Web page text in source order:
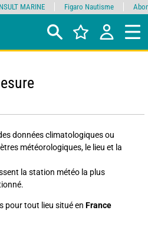
données climatologiques ou
météorologiques, le lieu et la
la station météo la plus
pour tout lieu situé en France
MARINE Figaro Nautisme